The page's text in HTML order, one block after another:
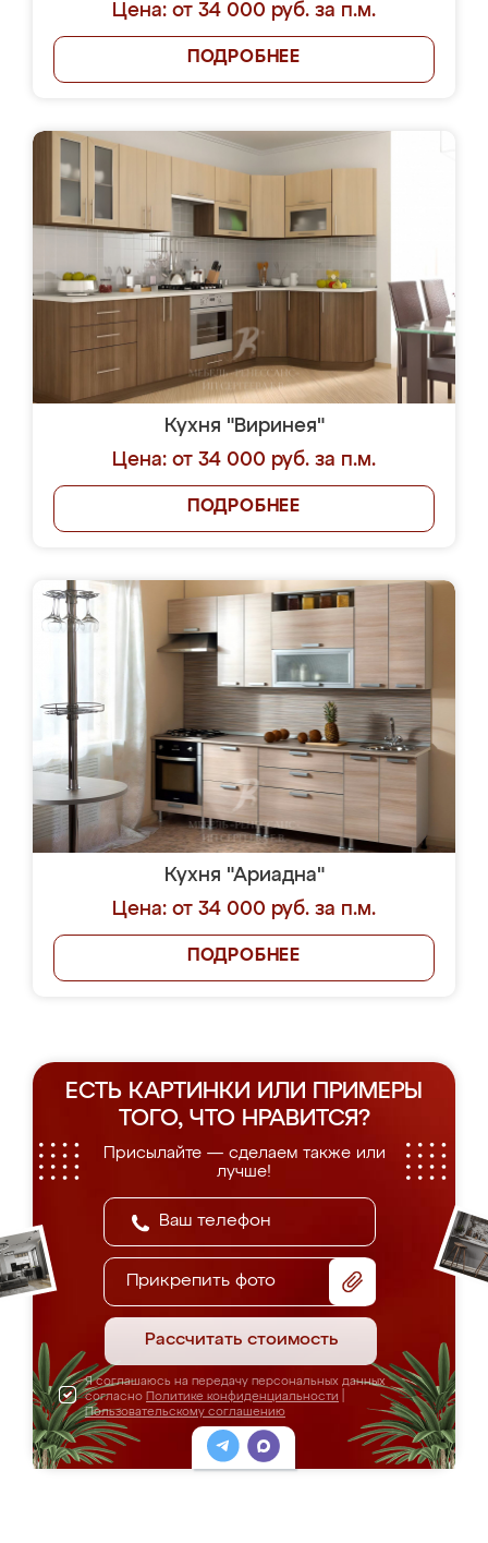
Цена: от 34 000 руб. за п.м.
ПОДРОБНЕЕ
Кухня "Виринея"
Цена: от 34 000 руб. за п.м.
ПОДРОБНЕЕ
Кухня "Ариадна"
Цена: от 34 000 руб. за п.м.
ПОДРОБНЕЕ
ЕСТЬ КАРТИНКИ ИЛИ ПРИМЕРЫ
ТОГО, ЧТО НРАВИТСЯ?
Присылайте — сделаем также или
лучше!
Прикрепить фото
Рассчитать стоимость
Я соглашаюсь на передачу персональных данных
согласно Политике конфиденциальности
Пользовательскому соглашению